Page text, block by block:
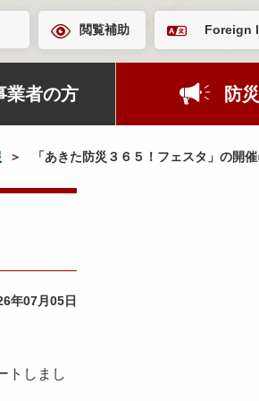
閲覧補助 Foreign
業者の方 防災
「あきた防災３６５！フェスタ」の開
年07月05日
トしまし